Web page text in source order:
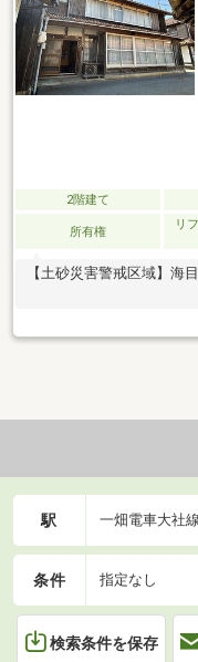
2階建て
所有権
リ
【土砂災害警戒区域】海
駅 一畑電車大社
条件 指定なし
検索条件を保存